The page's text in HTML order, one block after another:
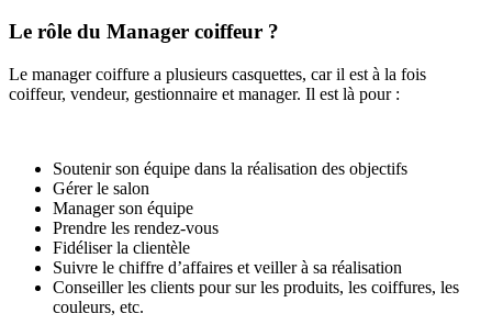
Le rôle du Manager coiffeur ?
Le manager coiffure a plusieurs casquettes, car il est à la fois
coiffeur, vendeur, gestionnaire et manager. Il est là pour :
Soutenir son équipe dans la réalisation des objectifs
Gérer le salon
Manager son équipe
Prendre les rendez-vous
Fidéliser la clientèle
Suivre le chiffre d’affaires et veiller à sa réalisation
Conseiller les clients pour sur les produits, les coiffures, les
couleurs, etc.